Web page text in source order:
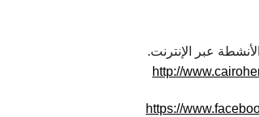
عبر الإنترنت.
http://
https://